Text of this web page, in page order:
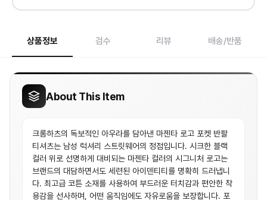
상품정보 검수 리뷰 배송/반품
About This Item
크롬하츠의 독보적인 아우라를 담아낸 마젠타 로고 포켓 반팔
티셔츠는 남성 럭셔리 스트릿웨어의 정점입니다. 시크한 블랙
컬러 위로 선명하게 대비되는 마젠타 컬러의 시그니처 로고는
브랜드의 대담하면서도 세련된 아이덴티티를 명확히 드러냅니
다. 최고급 코튼 소재를 사용하여 부드러운 터치감과 편안한 착
용감을 선사하며, 어떤 움직임에도 자유로움을 보장합니다. 포